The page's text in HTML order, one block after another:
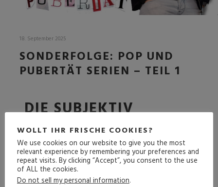
18. September 2025
SONDERFOLGE: POP UND
PUBERTÄT SERIEN – TEIL 1
DIE SUBJEKTIV
RELEVANTESTEN
SERIEN ALLER ZEITEN
(mehr …)
WOLLT IHR FRISCHE COOKIES?
We use cookies on our website to give you the most
relevant experience by remembering your preferences and
repeat visits. By clicking “Accept”, you consent to the use
of ALL the cookies.
Do not sell my personal information.